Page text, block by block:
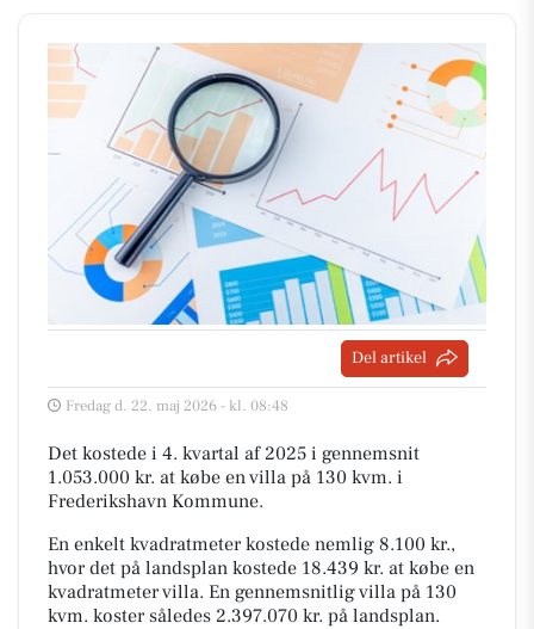
Del artikel
Fredag d. 22. maj 2026 - kl. 08:48
Det kostede i 4. kvartal af 2025 i gennemsnit
1.053.000 kr. at købe en villa på 130 kvm. i
Frederikshavn Kommune.
En enkelt kvadratmeter kostede nemlig 8.100 kr.,
hvor det på landsplan kostede 18.439 kr. at købe en
kvadratmeter villa. En gennemsnitlig villa på 130
kvm. koster således 2.397.070 kr. på landsplan.